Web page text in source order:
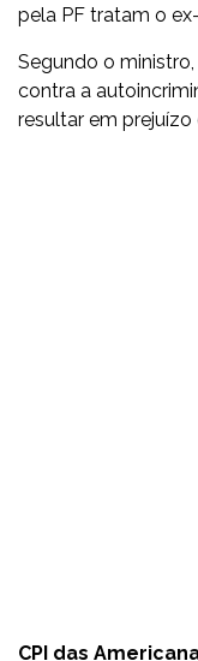
pela PF tratam o
Segundo o
contra a
resultar em
CPI das